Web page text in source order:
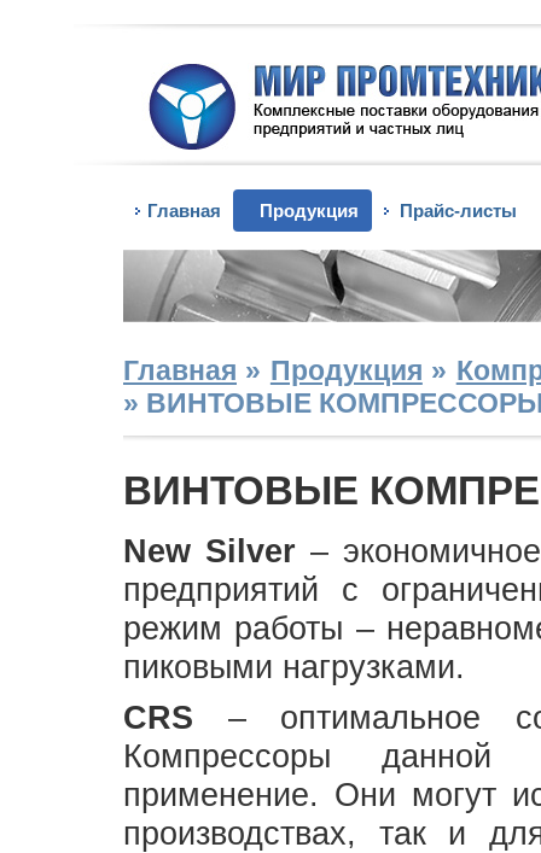
Главная Продукция Прайс-листы
Главная » Продукция »
» ВИНТОВЫЕ
ВИНТОВЫЕ
New Silver –
предприятий с
режим работы –
пиковыми нагрузками.
CRS – оптимальное
Компрессоры данной
применение. Они могут
производствах, так и